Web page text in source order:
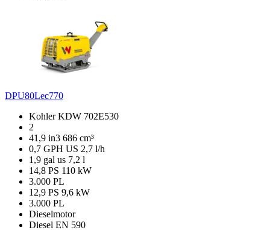
DPU80Lec770
Kohler KDW 702E530
2
41,9 in3 686 cm³
0,7 GPH US 2,7 l/h
1,9 gal us 7,2 l
14,8 PS 110 kW
3.000 PL
12,9 PS 9,6 kW
3.000 PL
Dieselmotor
Diesel EN 590